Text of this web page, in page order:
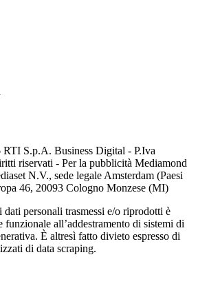
RTI S.p.A. Business Digital - P.Iva
riservati - Per la pubblicità Mediamond
N.V., sede legale Amsterdam (Paesi
46, 20093 Cologno Monzese (MI)
personali trasmessi e/o riprodotti è
all’addestramento di sistemi di
È altresì fatto divieto espresso di
di data scraping.